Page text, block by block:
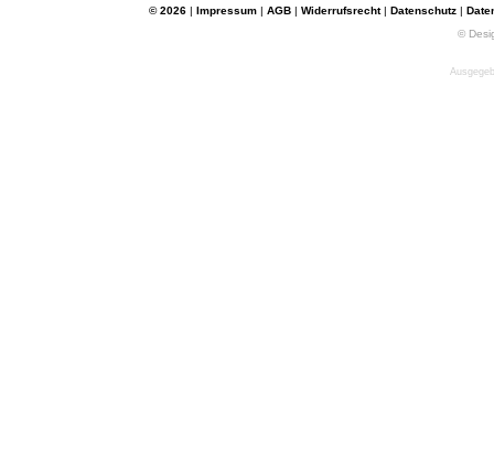
© 2026 | Impressum | AGB | Widerrufsrecht| Datenschutz |
©